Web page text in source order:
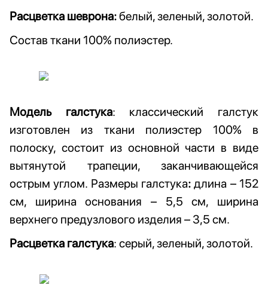
Расцветка шеврона:белый, зеленый, золотой.
Состав ткани 100% полиэстер.
Модель галстука: классический галстук
изготовлен из ткани полиэстер 100% в
полоску, состоит из основной части в виде
вытянутой трапеции, заканчивающейся
острым углом. Размеры галстука: длина – 152
см, ширина основания – 5,5 см, ширина
верхнего предузлового изделия – 3,5 см.
Расцветка галстука: серый, зеленый, золотой.